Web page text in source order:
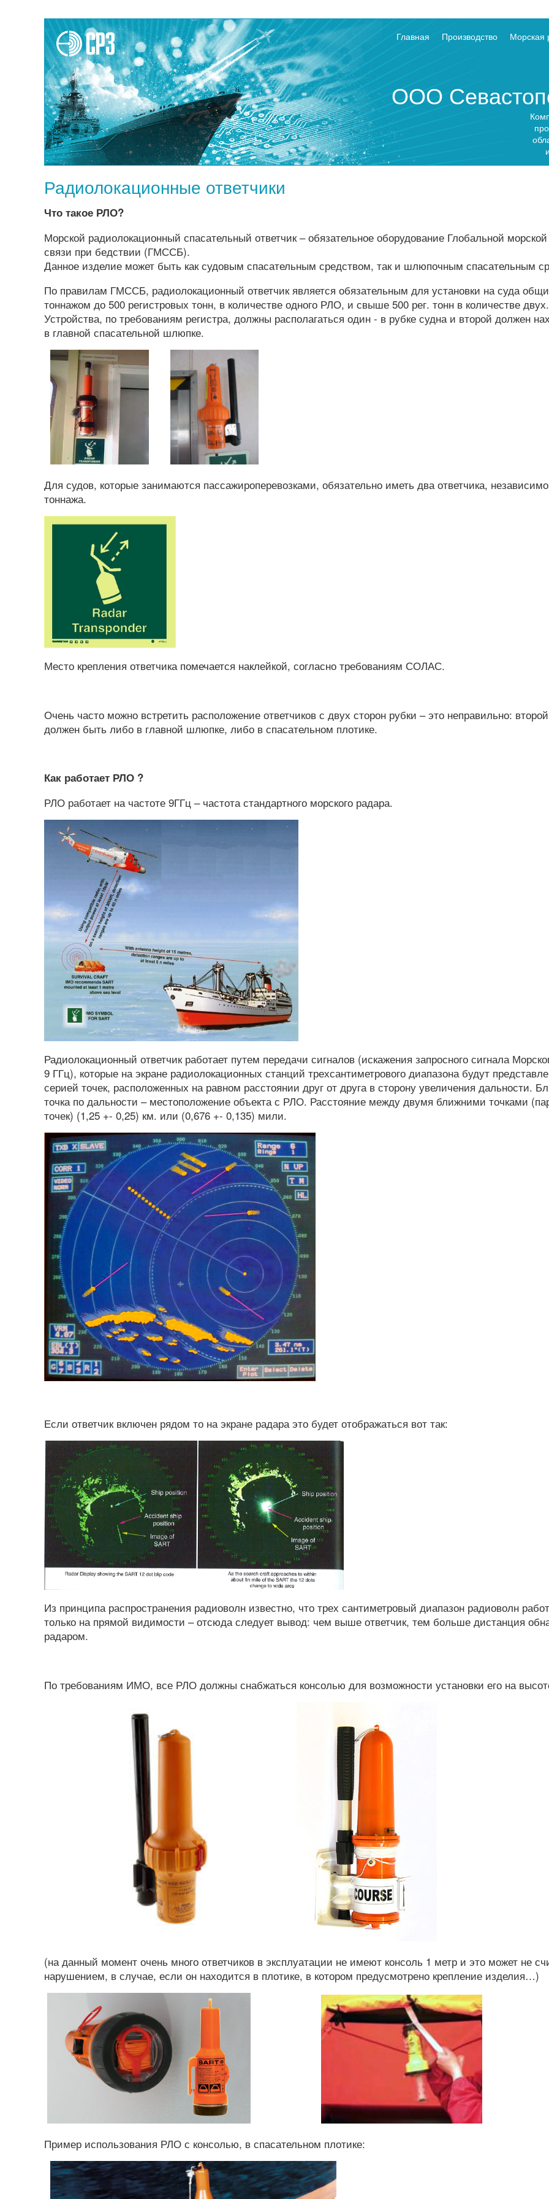
Главная Производство Морская
ООО
Радиолокационные ответчики
Что такое РЛО?
Морской радиолокационный спасательный ответчик – обязательное оборудование Глобальной
связи при бедствии (ГМССБ).
Данное изделие может быть как судовым спасательным средством, так и шлюпочным спасательным
По правилам ГМССБ, радиолокационный ответчик является обязательным для установки на суда
тоннажом до 500 регистровых тонн, в количестве одного РЛО, и свыше 500 рег. тонн в количестве двух.
Устройства, по требованиям регистра, должны располагаться один - в рубке судна и второй должен
в главной спасательной шлюпке.
Для судов, которые занимаются пассажироперевозками, обязательно иметь два ответчика,
тоннажа.
Место крепления ответчика помечается наклейкой, согласно требованиям СОЛАС.
Очень часто можно встретить расположение ответчиков с двух сторон рубки – это неправильно:
должен быть либо в главной шлюпке, либо в спасательном плотике.
Как работает РЛО ?
РЛО работает на частоте 9ГГц – частота стандартного морского радара.
Радиолокационный ответчик работает путем передачи сигналов (искажения запросного сигнала
9 ГГц), которые на экране радиолокационных станций трехсантиметрового диапазона будут
серией точек, расположенных на равном расстоянии друг от друга в сторону увеличения дальности.
точка по дальности – местоположение объекта с РЛО. Расстояние между двумя ближними точками
точек) (1,25 +- 0,25) км. или (0,676 +- 0,135) мили.
Если ответчик включен рядом то на экране радара это будет отображаться вот так:
Из принципа распространения радиоволн известно, что трех сантиметровый диапазон радиоволн
только на прямой видимости – отсюда следует вывод: чем выше ответчик, тем больше дистанция
радаром.
По требованиям ИМО, все РЛО должны снабжаться консолью для возможности установки его на
(на данный момент очень много ответчиков в эксплуатации не имеют консоль 1 метр и это может не
нарушением, в случае, если он находится в плотике, в котором предусмотрено крепление изделия…)
Пример использования РЛО с консолью, в спасательном плотике: